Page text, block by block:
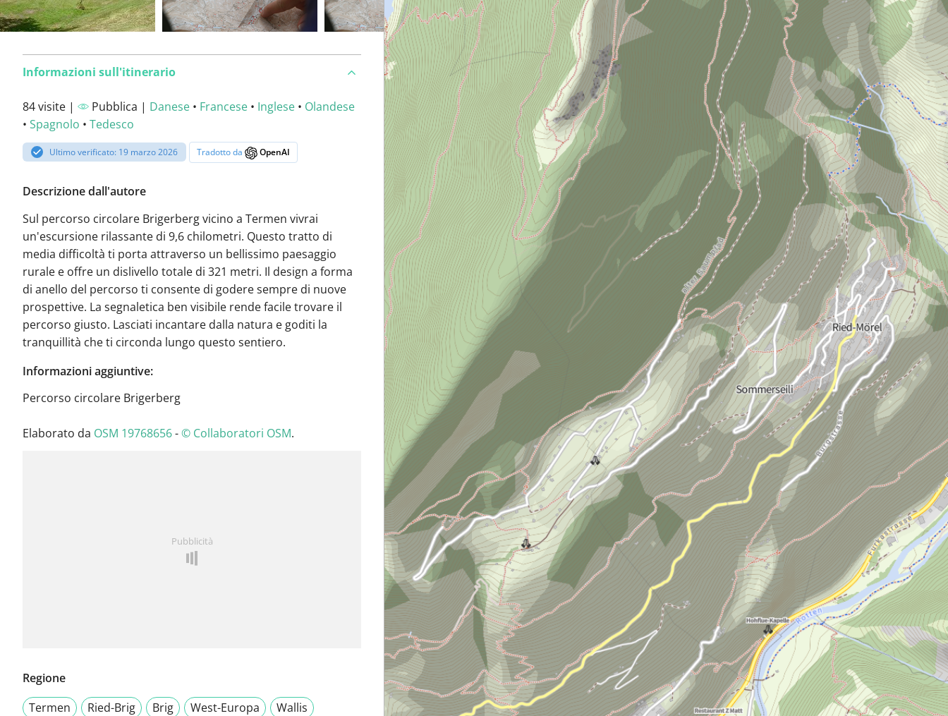
Informazioni sull'itinerario
84 visite | Pubblica | Danese • Francese • Inglese • Olandese
• Spagnolo • Tedesco
Ultimo verificato: 19 marzo 2026 Tradotto da OpenAI
Descrizione dall'autore
Sul percorso circolare Brigerberg vicino a Termen vivrai
un'escursione rilassante di 9,6 chilometri. Questo tratto di
media difficoltà ti porta attraverso un bellissimo paesaggio
rurale e offre un dislivello totale di 321 metri. Il design a forma
di anello del percorso ti consente di godere sempre di nuove
prospettive. La segnaletica ben visibile rende facile trovare il
percorso giusto. Lasciati incantare dalla natura e goditi la
tranquillità che ti circonda lungo questo sentiero.
Informazioni aggiuntive:
Percorso circolare Brigerberg
Elaborato da OSM 19768656-© Collaboratori OSM.
Pubblicità
Regione
Termen
Ried-Brig Brig West-Europa Wallis